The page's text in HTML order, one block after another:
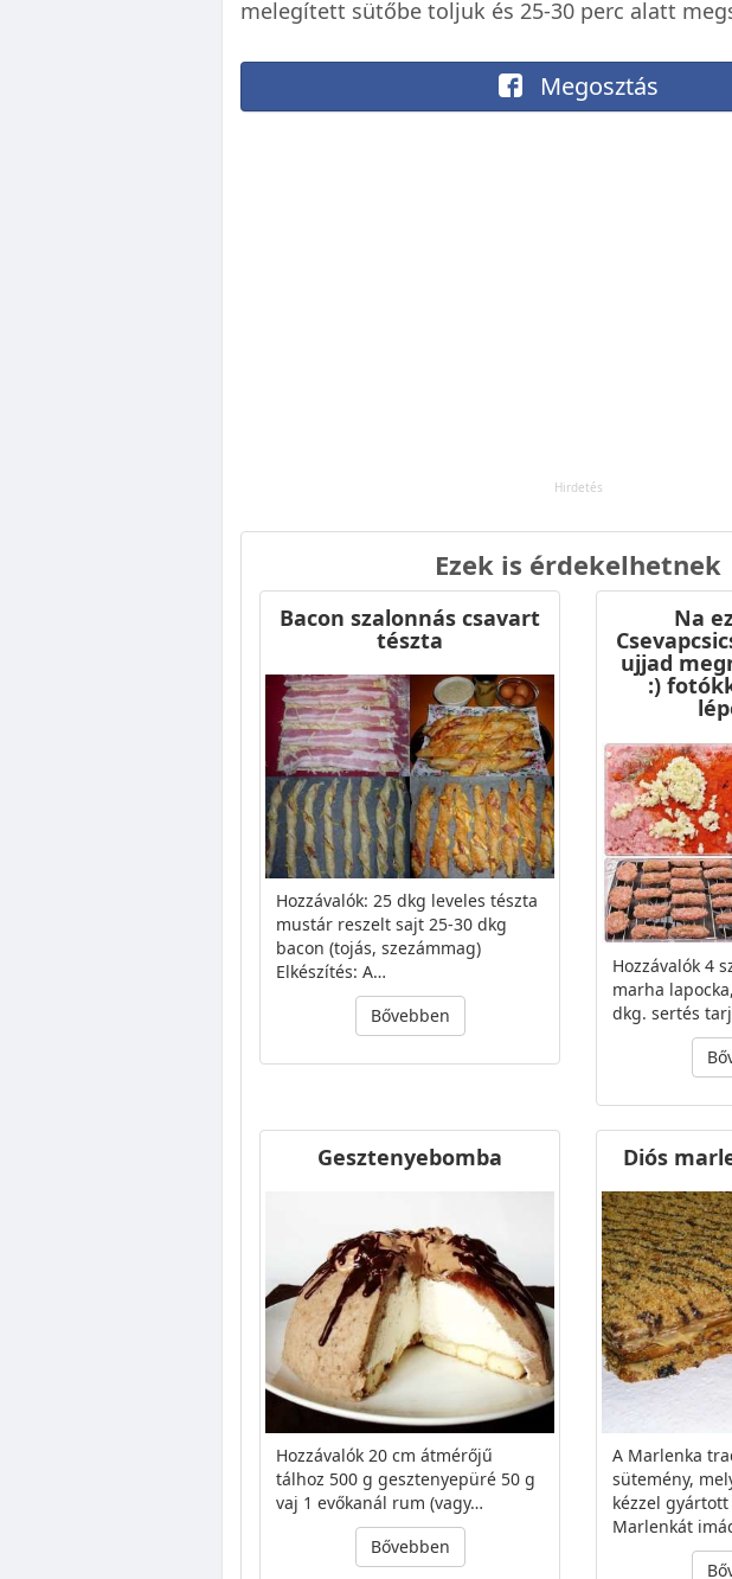
melegített sütőbe toljuk és 25-30 perc alatt
Megosztás
Ezek is érdekelhetnek
Bacon szalonnás csavart
tészta
Hozzávalók: 25 dkg leveles tészta
mustár reszelt sajt 25-30 dkg
bacon (tojás, szezámmag)
Elkészítés: A…
Bővebben
Na
ujjad
:)
Hozzávalók 4
marha
dkg. sertés
Gesztenyebomba
Hozzávalók 20 cm átmérőjű
tálhoz 500 g gesztenyepüré 50 g
vaj 1 evőkanál rum (vagy…
Bővebben
Diós
A Marlenka
sütemény,
kézzel
Marlenkát